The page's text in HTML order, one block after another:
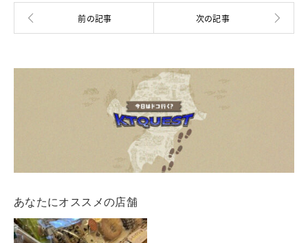
あなたにオススメの店舗